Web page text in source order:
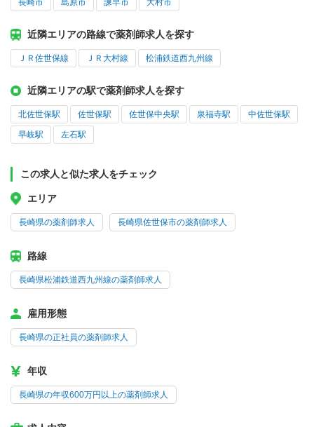
近隣エリアの路線で薬剤師求人を探す
ＪＲ佐世保線 ＪＲ大村線 松浦鉄道西九州線
近隣エリアの駅で薬剤師求人を探す
北佐世保駅 佐世保駅 佐世保中央駅 泉福寺駅 中佐世保駅
早岐駅 左石駅
この求人と似た求人をチェック
エリア
長崎県の薬剤師求人 長崎県佐世保市の薬剤師求人
路線
長崎県松浦鉄道西九州線の薬剤師求人
雇用形態
長崎県の正社員の薬剤師求人
年収
長崎県の年収600万円以上の薬剤師求人